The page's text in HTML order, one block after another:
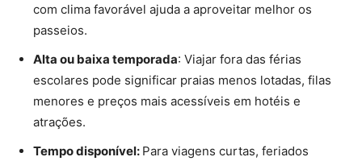
com clima favorável ajuda a aproveitar melhor os
passeios.
Alta ou baixa temporada: Viajar fora das férias
escolares pode significar praias menos lotadas, filas
menores e preços mais acessíveis em hotéis e
atrações.
Tempo disponível: Para viagens curtas, feriados